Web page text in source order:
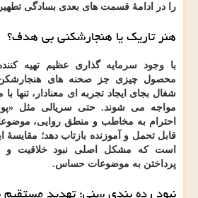
را در ادامهٔ قسمت های بعدی بسادگی
هنر تاریک یا هنجارشکنی بی هدف؟
با وجود سرمایه گذاری عظیم تهیه
محصول چیزی جز صحنه های
شغال بجای ایجاد تجربه ای معنادار، تنها
مواجه می شوند. حتی سریالی مثل
احترام به مخاطب و منطق روایی،
قابل تحمل و آموزنده بازتاب دهد؛ مقایسهٔ
است که مشکل اصلی نبود خلاقیت و
پرداختن به موضوعات حساس.
نبود رده بندی سنی؛ تهدید